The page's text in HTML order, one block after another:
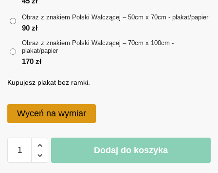
Obraz z znakiem Polski Walczącej – 50cm x 70cm - plakat/papier
90 zł
Obraz z znakiem Polski Walczącej – 70cm x 100cm -
plakat/papier
170 zł
Kupujesz plakat bez ramki.
Wyceń na wymiar
Obraz
Dodaj do koszyka